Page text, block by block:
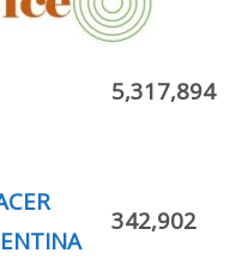
5,317,894
342,902